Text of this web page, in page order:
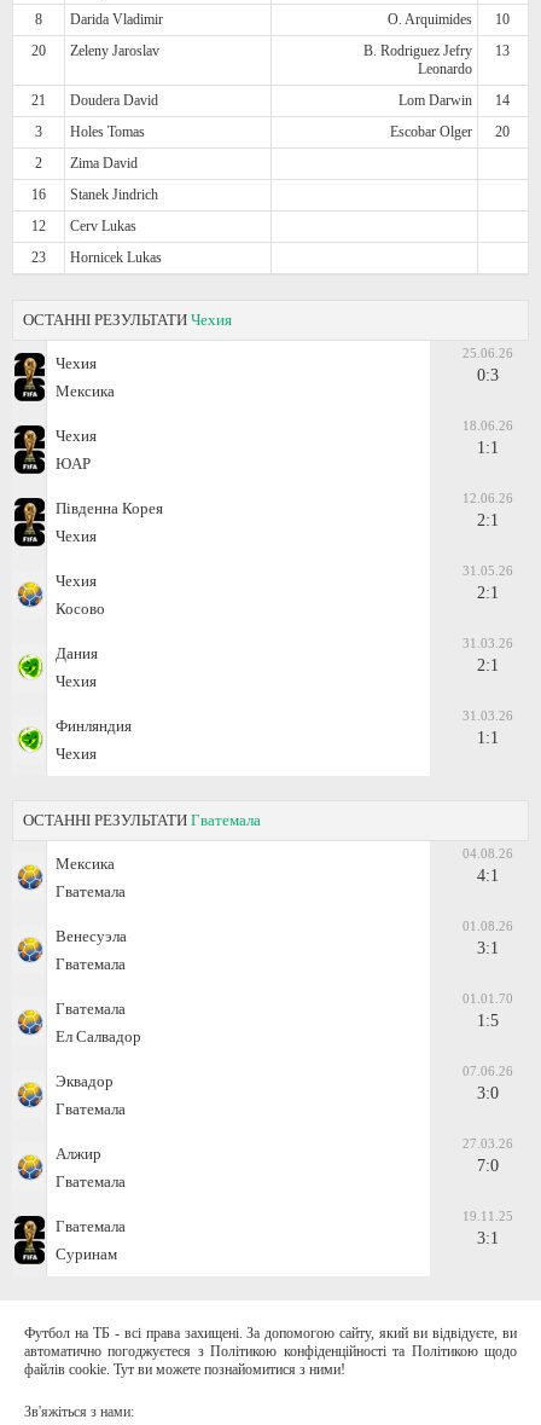
8
Darida Vladimir O. Arquimides
10
20
Zeleny Jaroslav
B. Rodriguez Jefry
Leonardo
13
21 Doudera David Lom Darwin
14
3
Holes Tomas Escobar Olger
20
2
Zima David
16
Stanek Jindrich
12
Cerv Lukas
23
Hornicek Lukas
ОСТАННІ РЕЗУЛЬТАТИ Чехия
Чехия
Мексика
25.06.26
0:3
Чехия
ЮАР
18.06.26
1:1
Південна Корея
Чехия
12.06.26
2:1
Чехия
Косово
31.05.26
2:1
Дания
Чехия
31.03.26
2:1
Финляндия
Чехия
31.03.26
1:1
ОСТАННІ РЕЗУЛЬТАТИ Гватемала
Мексика
Гватемала
04.08.26
4:1
Венесуэла
Гватемала
01.08.26
3:1
Гватемала
Ел Салвадор
01.01.70
1:5
Эквадор
Гватемала
07.06.26
3:0
Алжир
Гватемала
27.03.26
7:0
Гватемала
Суринам
19.11.25
3:1
Футбол на ТБ - всі права захищені. За допомогою сайту, який ви відвідуєте, ви
автоматично погоджуєтеся з Політикою конфіденційності та Політикою щодо
файлів cookie. Тут ви можете познайомитися з ними!
Зв'яжіться з нами: